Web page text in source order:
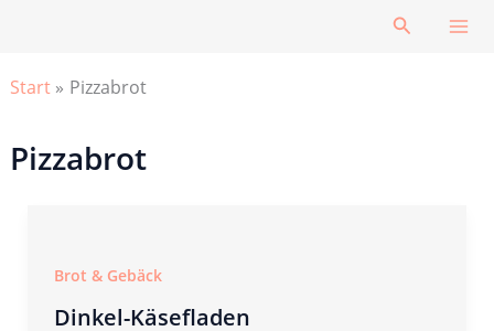
Suchen
Start Pizzabrot
Pizzabrot
Brot & Gebäck
Dinkel-Käsefladen